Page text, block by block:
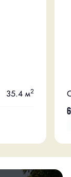
35.4 м2